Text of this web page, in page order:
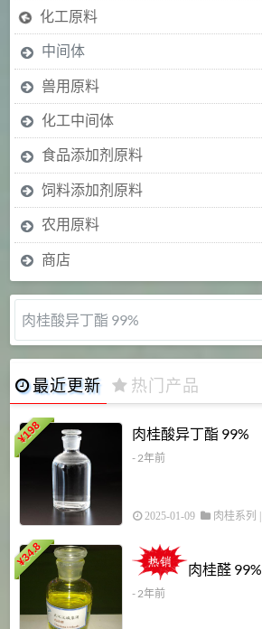
化工原料
中间体
兽用原料
化工中间体
食品添加剂原料
饲料添加剂原料
农用原料
商店
肉桂醛 99%
最近更新 热门产品
¥
198 肉桂酸异丁酯 99%
- 2年前
2025-01-09 肉桂系列
¥
34.8
肉桂醛 99%
- 2年前